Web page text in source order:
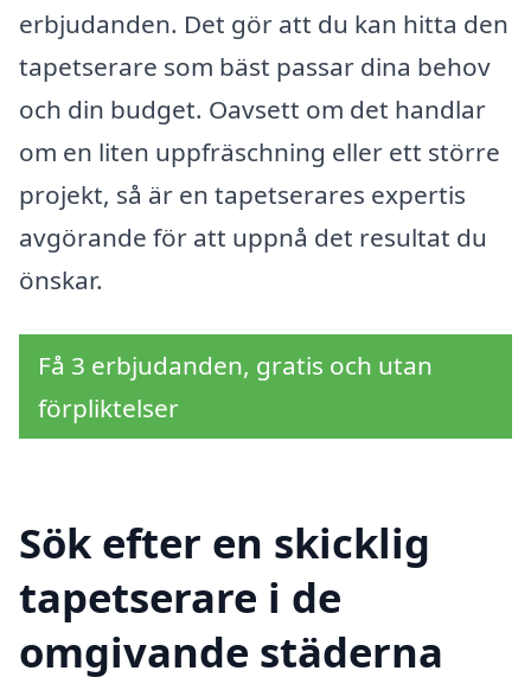
erbjudanden. Det gör att du kan hitta den
tapetserare som bäst passar dina behov
och din budget. Oavsett om det handlar
om en liten uppfräschning eller ett större
projekt, så är en tapetserares expertis
avgörande för att uppnå det resultat du
önskar.
Få 3 erbjudanden, gratis och utan
förpliktelser
Sök efter en skicklig
tapetserare i de
omgivande städerna